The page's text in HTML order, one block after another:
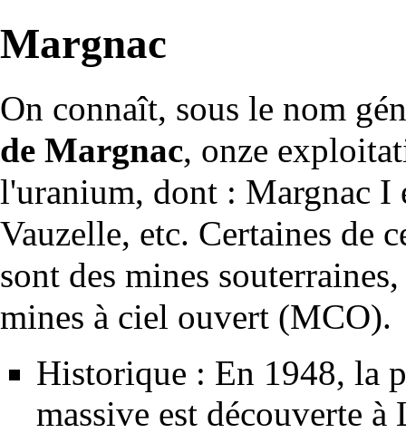
Margnac
On connaît, sous le nom
de Margnac, onze
l'uranium, dont : Margnac I
Vauzelle, etc. Certaines de
sont des mines
mines à ciel ouvert (MCO).
Historique : En 1948, la
massive est découverte